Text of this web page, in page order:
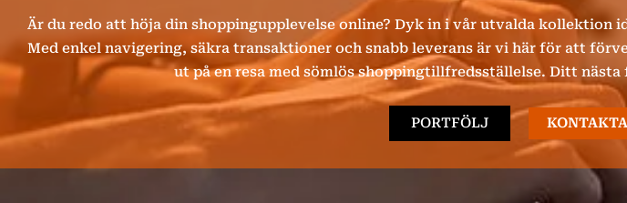
Är du redo att höja din shoppingupplevelse online? Dyk in i vår utvalda
Med enkel navigering, säkra transaktioner och snabb leverans är vi här för att
ut på en resa med sömlös shoppingtillfredsställelse. Ditt
PORTFÖLJ